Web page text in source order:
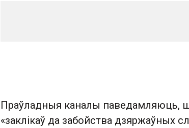
Праўладныя каналы паведамляюць,
«заклікаў да забойства дзяржаўных